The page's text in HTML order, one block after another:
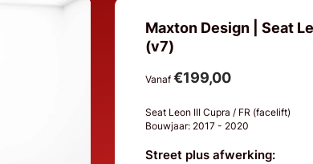
Maxton Design | Seat
(v7)
Vanaf €199,00
Seat Leon III Cupra / FR (facelift)
Bouwjaar: 2017 - 2020
Street plus afwerking: